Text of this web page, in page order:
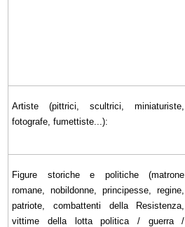
Artiste (pittrici, scultrici, miniaturiste,
fotografe, fumettiste...):
Figure storiche e politiche (matrone
romane, nobildonne, principesse, regine,
patriote, combattenti della Resistenza,
vittime della lotta politica / guerra /